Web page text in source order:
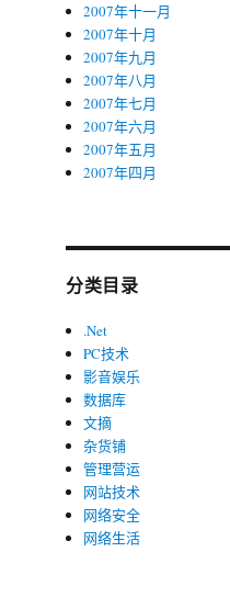
2007年十一月
2007年十月
2007年九月
2007年八月
2007年七月
2007年六月
2007年五月
2007年四月
分类目录
.Net
PC技术
影音娱乐
数据库
文摘
杂货铺
管理营运
网站技术
网络安全
网络生活